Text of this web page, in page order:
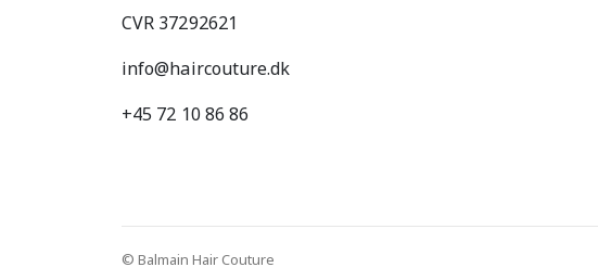
CVR 37292621
info@haircouture.dk
+45 72 10 86 86
© Balmain Hair Couture